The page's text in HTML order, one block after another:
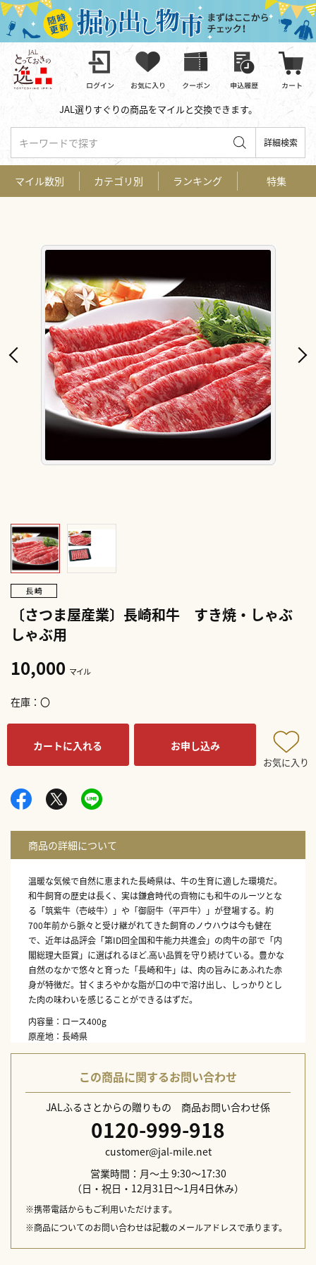
JAL選りすぐりの商品をマイルと交換できます。
キーワードで探す 詳細検索
〔さつま屋産業〕長崎和牛 すき焼・しゃぶ
しゃぶ用
10,000 マイル
在庫 〇
カートに入れる お申し込み
お気に入り
温暖な気候で自然に恵まれた長崎県は、牛の生育に適した環境だ。
和牛飼育の歴史は長く、実は鎌倉時代の齊物にも和牛のルーツとな
る「筑紫牛（壱岐牛）」や「御厨牛（平戸牛）」が登場する。約
700年前から脈々と受け継がれてきた飼育のノウハウは今も健在
で、近年は品評会「第ID回全国和牛能力共進会」の肉牛の部で「内
閣総理大臣賞」に選ばれるほど.高い品質を守り続けている。豊かな
自然のなかで悠々と育った「長崎和牛」は、肉の旨みにあふれた赤
身が特徴だ。甘くまろやかな脂が口の中で溶け出し、しっかりとし
た肉の味わいを感じることができるはずだ。
内容量：ロース400g
原産地：長崎県
賞味期間：出荷日より冷凍で90日
この商品に関するお問い合わせ
JALふるさとからの贈りもの 商品お問い合わせ係
0120-999-918
customer@jal-mile.net
営業時間：月～土 9:30～17:30
（日・祝日・12月31日～1月4日休み）
※携帯電話からもご利用いただけます。
※商品についてのお問い合わせは記載のメールアドレスで承ります。
マイル数別 カテゴリ別 ランキング 特集